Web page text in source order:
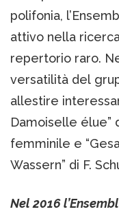
polifonia,
attivo nella
repertorio raro.
versatilità del
allestire
Damoiselle élue”
femminile e
Wassern” di F.
Nel 2016